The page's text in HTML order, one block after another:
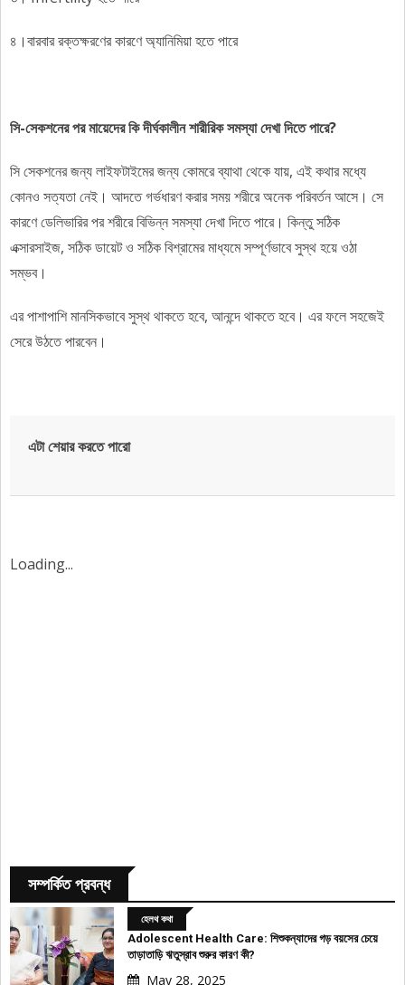
৪।বারবার রক্তক্ষরণের কারণে অ্যানিমিয়া হতে পারে
সি-সেকশনের পর মায়েদের কি দীর্ঘকালীন শারীরিক সমস্যা দেখা দিতে পারে?
সি সেকশনের জন্য লাইফটাইমের জন্য কোমরে ব্যাথা থেকে যায়, এই কথার মধ্যে
কোনও সত্যতা নেই। আদতে গর্ভধারণ করার সময় শরীরে অনেক পরিবর্তন আসে। সে
কারণে ডেলিভারির পর শরীরে বিভিন্ন সমস্যা দেখা দিতে পারে। কিন্তু সঠিক
এক্সারসাইজ, সঠিক ডায়েট ও সঠিক বিশ্রামের মাধ্যমে সম্পূর্ণভাবে সুস্থ হয়ে ওঠা
সম্ভব।
এর পাশাপাশি মানসিকভাবে সুস্থ থাকতে হবে, আনন্দে থাকতে হবে। এর ফলে সহজেই
সেরে উঠতে পারবেন।
এটা শেয়ার করতে পারো
Loading...
সম্পর্কিত প্রবন্ধ
হেলথ কথা
Adolescent Health Care: শিশুকন্যাদের গড় বয়সের চেয়ে
তাড়াতাড়ি ঋতুস্রাব শুরুর কারণ কী?
May 28, 2025